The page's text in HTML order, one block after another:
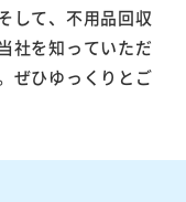
して、不用品回収
社を知っていただ
ぜひゆっくりとご